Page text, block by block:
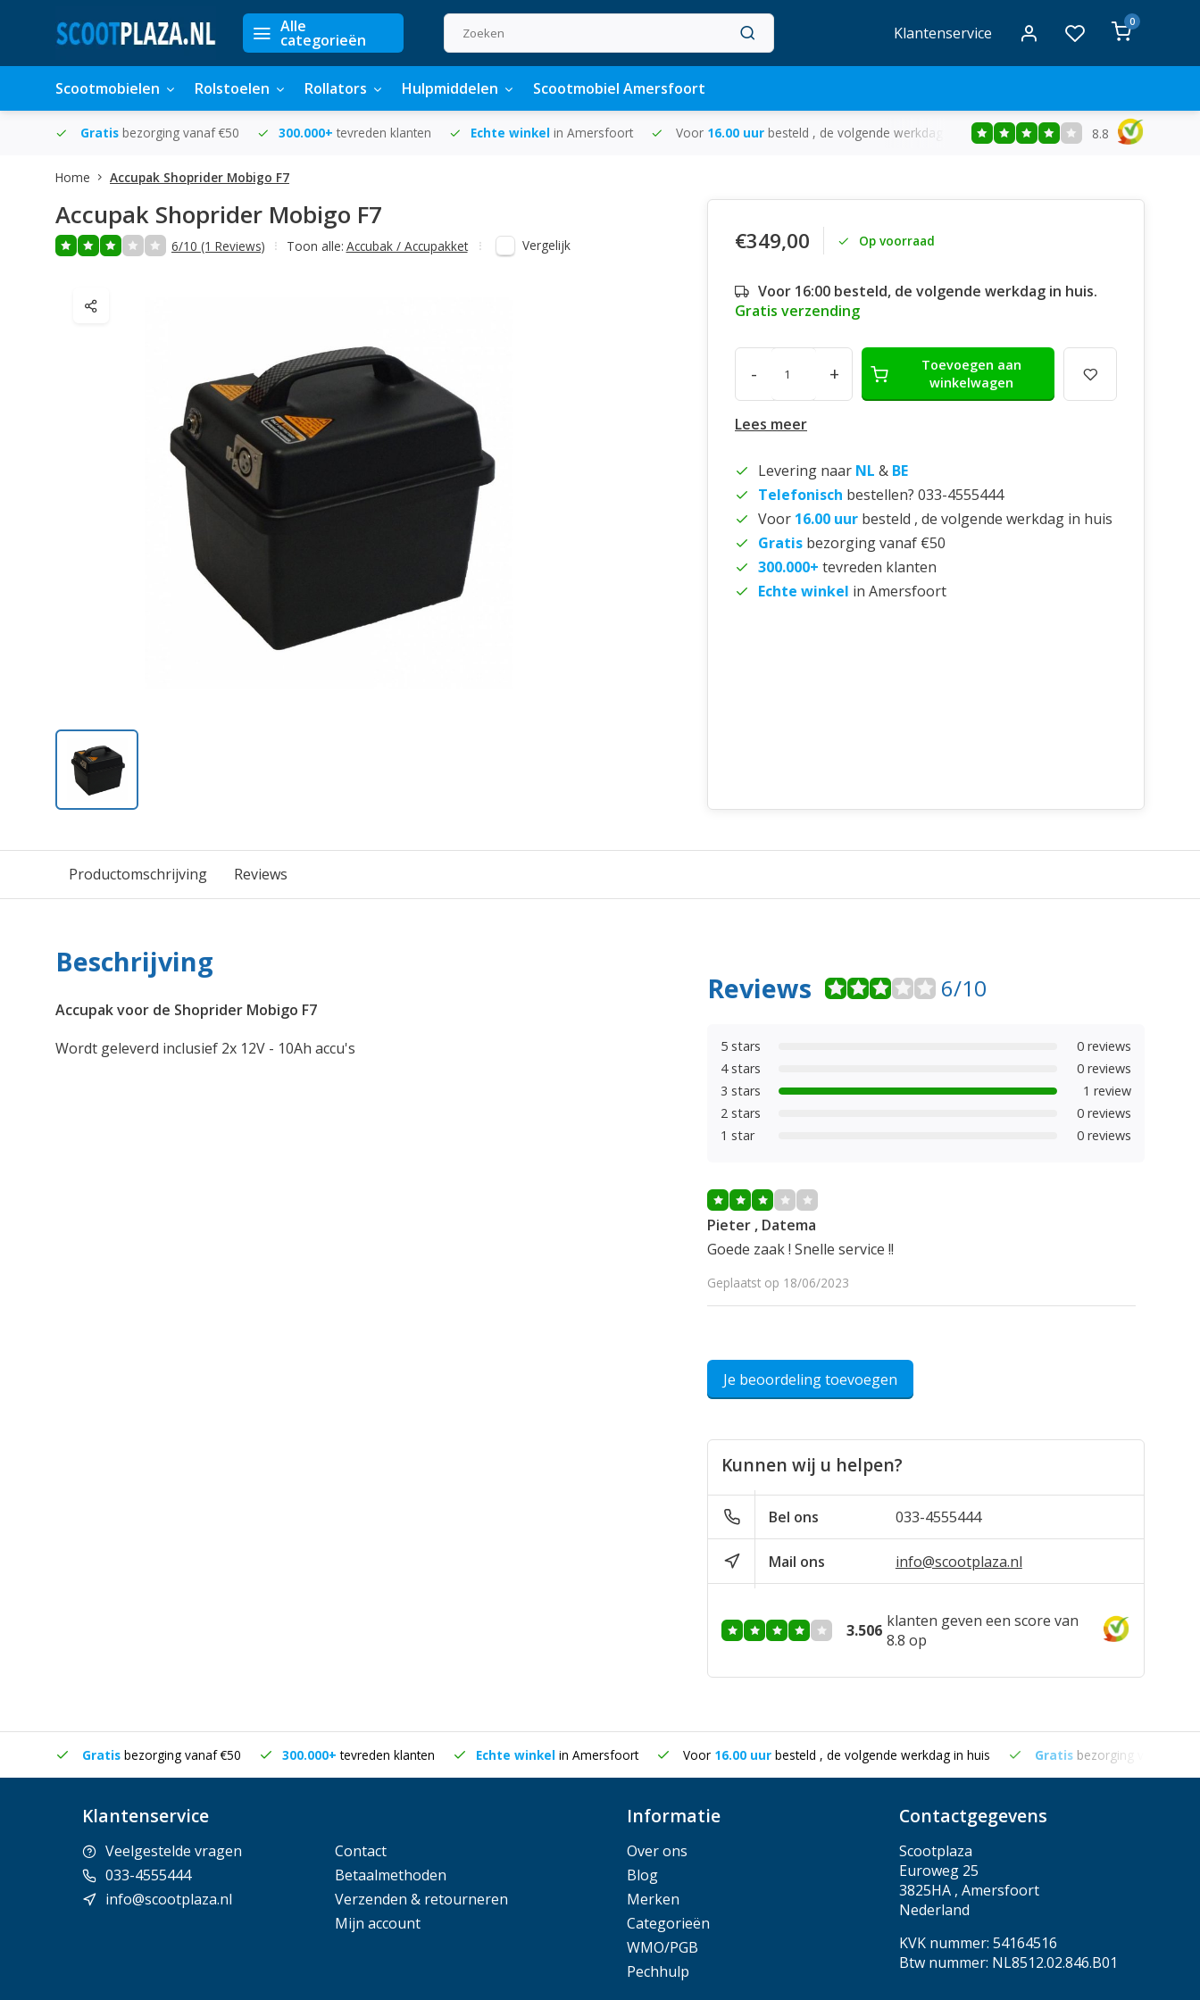
Alle
categorieën Klantenservice
0
Scootmobielen Rolstoelen Rollators Hulpmiddelen Scootmobiel Amersfoort
Gratis bezorging vanaf €50 300.000+ tevreden klanten Echte winkel in Amersfoort Voor 16.00 uur besteld , de volgende werkdag in huis Gratisbezorging vanaf €50
8.8
Home Accupak Shoprider Mobigo F7
Accupak Shoprider Mobigo F7
6/10 (1 Reviews) Toon alle: Accubak / Accupakket Vergelijk €349,00 Op voorraad
Voor 16:00 besteld, de volgende werkdag in huis.
Gratis verzending
- +
Toevoegen aan
winkelwagen
Lees meer
Levering naar NL & BE
Telefonisch bestellen? 033-4555444
Voor 16.00 uur besteld , de volgende werkdag in huis
Gratis bezorging vanaf €50
300.000+ tevreden klanten
Echte winkel in Amersfoort
Productomschrijving Reviews
Beschrijving
Accupak voor de Shoprider Mobigo F7
Wordt geleverd inclusief 2x 12V - 10Ah accu's
Reviews 6/10
5 stars
0 reviews
4 stars
0 reviews
3 stars
1 review
2 stars
0 reviews
1 star
0 reviews
Pieter , Datema
Goede zaak ! Snelle service !!
Geplaatst op 18/06/2023
Je beoordeling toevoegen
Kunnen wij u helpen?
Bel ons 033-4555444
Mail ons info@scootplaza.nl
3.506 klanten geven een score van
8.8 op
Gratis bezorging vanaf €50 300.000+tevreden klanten Echte winkel in Amersfoort Voor 16.00 uur besteld , de volgende werkdag in huis Gratis bezorging vanaf €50
Klantenservice
Veelgestelde vragen
033-4555444
info@scootplaza.nl
Contact
Betaalmethoden
Verzenden & retourneren
Mijn account
Informatie
Over ons
Blog
Merken
Categorieën
WMO/PGB
Pechhulp
Contactgegevens
Scootplaza
Euroweg 25
3825HA , Amersfoort
Nederland
KVK nummer: 54164516
Btw nummer: NL8512.02.846.B01